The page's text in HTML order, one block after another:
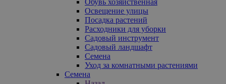
Освещение улицы
Посадка растений
Расходники для уборки
Садовый инструмент
Садовый ландшафт
Семена
Уход за комнатными растениями
Семена